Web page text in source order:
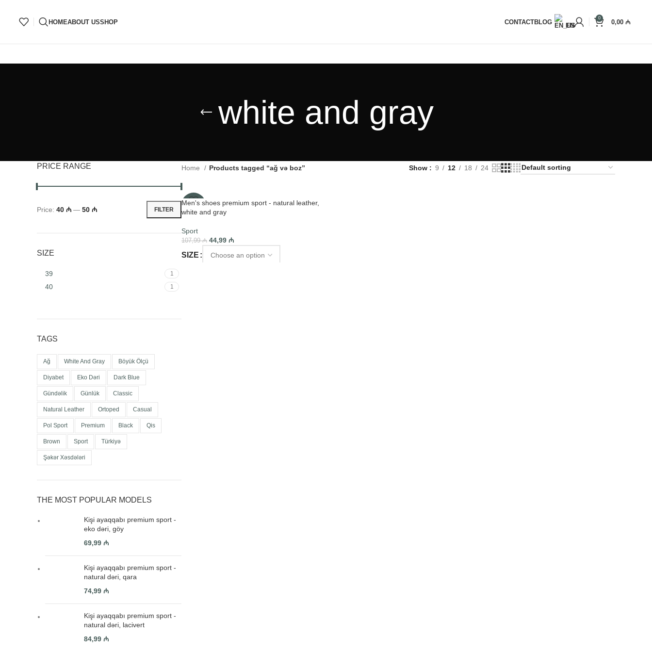
HOMEABOUT USSHOP CONTACTBLOG EN
0
0,00₼
white and gray
PRICE RANGE
FILTER
Price: 40 ₼ — 50 ₼
SIZE
39 1
40 1
TAGS
Ağ White And Gray Böyük Ölçü
Diyabet Eko Dəri Dark Blue
Gündəlik Günlük Classic
Natural Leather Ortoped Casual
Pol Sport Premium Black Qis
Brown Sport Türkiyə
Şəkər Xəsdələri
THE MOST POPULAR MODELS
Kişi ayaqqabı premium sport -
eko dəri, göy
69,99 ₼
Kişi ayaqqabı premium sport -
natural dəri, qara
74,99 ₼
Kişi ayaqqabı premium sport -
natural dəri, lacivert
84,99 ₼
Home Products tagged “ağ və boz” Show 9 12 18 24
-58%
Men's shoes premium sport - natural leather,
white and gray
Sport
107,99₼ 44,99 ₼
SIZE